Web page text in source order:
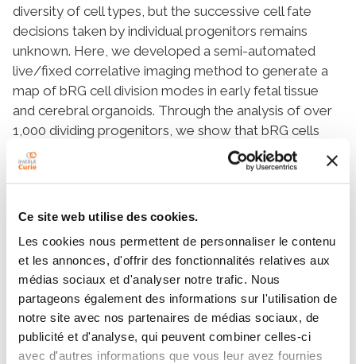
Ce site web utilise des cookies.
Les cookies nous permettent de personnaliser le contenu
et les annonces, d'offrir des fonctionnalités relatives aux
médias sociaux et d'analyser notre trafic. Nous
partageons également des informations sur l'utilisation de
notre site avec nos partenaires de médias sociaux, de
publicité et d'analyse, qui peuvent combiner celles-ci
avec d'autres informations que vous leur avez fournies
diversity of cell types, but the successive cell fate
decisions taken by individual progenitors remains
unknown. Here, we developed a semi-automated
live/fixed correlative imaging method to generate a
map of bRG cell division modes in early fetal tissue
and cerebral organoids. Through the analysis of over
1,000 dividing progenitors, we show that bRG cells
undergo abundant symmetric amplifying divisions,
followed by frequent direct neurogenic divisions,
neurogenic divisions are more abundant in the upper
demonstrate asymmetric Notch activation in the self-
renewing daughter cells, independently of basal fiber
inheritance. Our results reveal a remarkable
conservation of fate decisions in cerebral organoids,
supporting their value as models of early human
neurogenesis.